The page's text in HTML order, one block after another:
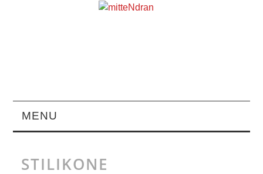
MENU
STILIKONE